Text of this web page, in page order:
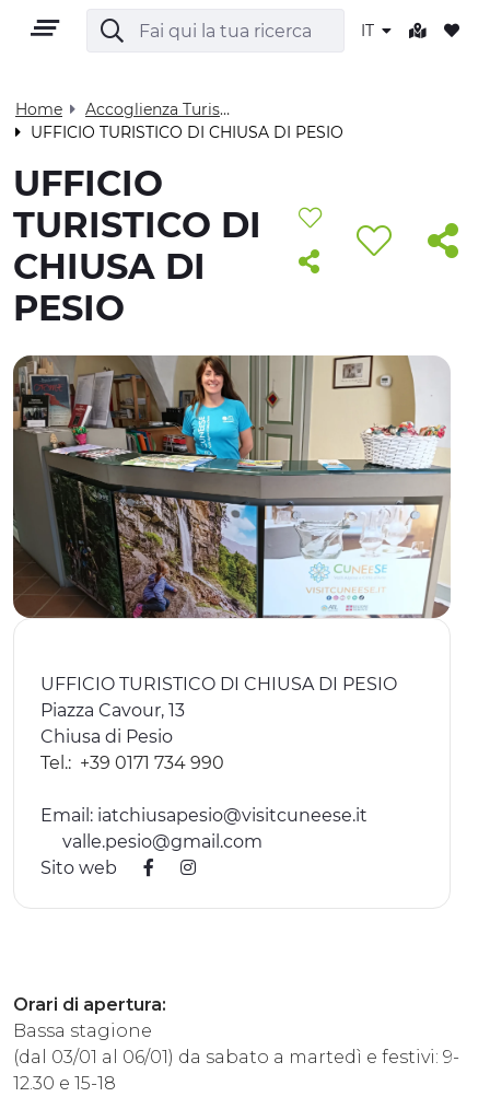
IT
TERRITORIO
OUTDOOR
CULTURA
NATURA E BENESSERE
ESPERIENZE
EVENTI
OFFERTE
Home
Accoglienza Turistica - Visit Cuneese
UFFICIO TURISTICO DI CHIUSA DI PESIO
UFFICIO
TURISTICO DI
CHIUSA DI
PESIO
UFFICIO TURISTICO DI CHIUSA DI PESIO
Piazza Cavour, 13
Chiusa di Pesio
Tel.: +39 0171 734 990
Email: iatchiusapesio@visitcuneese.it
valle.pesio@gmail.com
Sito web
Orari di apertura:
Bassa stagione
(dal 03/01 al 06/01) da sabato a martedì e festivi: 9-
12.30 e 15-18